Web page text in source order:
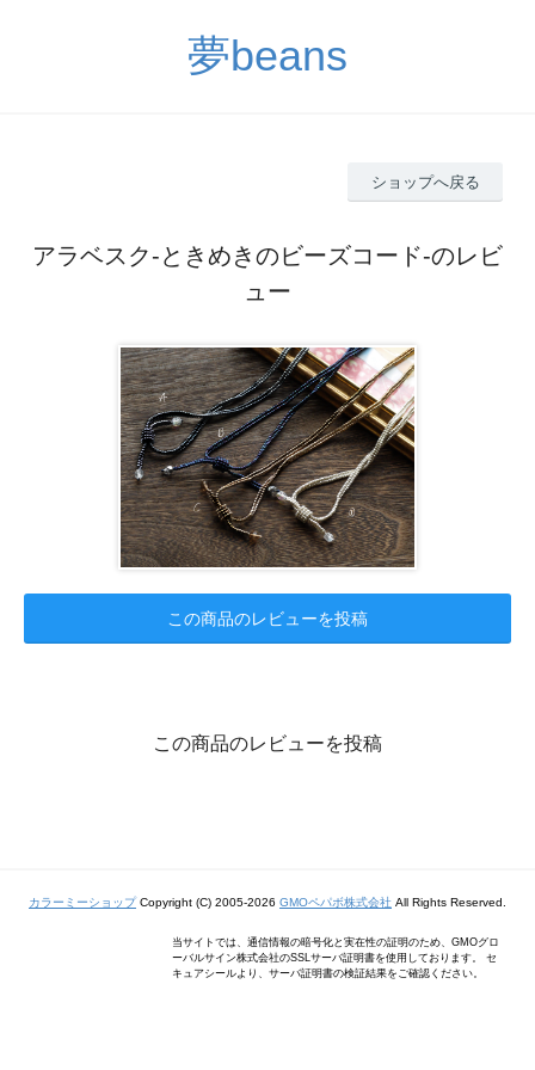
夢beans
ショップへ戻る
アラベスク-ときめきのビーズコード-のレビ
ュー
この商品のレビューを投稿
この商品のレビューを投稿
カラーミーショップCopyright (C) 2005-2026 GMOペパボ株式会社 All Rights Reserved.
当サイトでは、通信情報の暗号化と実在性の証明のため、GMOグロ
ーバルサイン株式会社のSSLサーバ証明書を使用しております。 セ
キュアシールより、サーバ証明書の検証結果をご確認ください。